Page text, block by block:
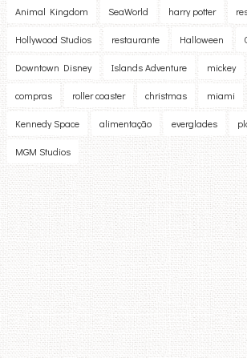
Animal Kingdom SeaWorld harry potter
Hollywood Studios restaurante Halloween
Downtown Disney Islands Adventure mickey
compras roller coaster christmas miami
Kennedy Space alimentação everglades
MGM Studios